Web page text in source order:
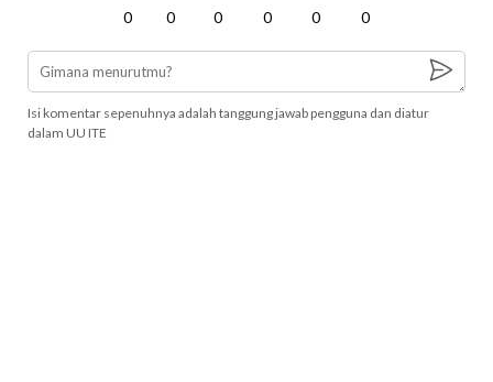
0 0 0 0 0 0
Isi komentar sepenuhnya adalah tanggung jawab pengguna dan diatur
dalam UU ITE